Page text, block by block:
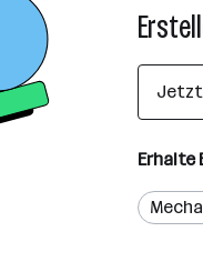
Jetzt
Erhalte